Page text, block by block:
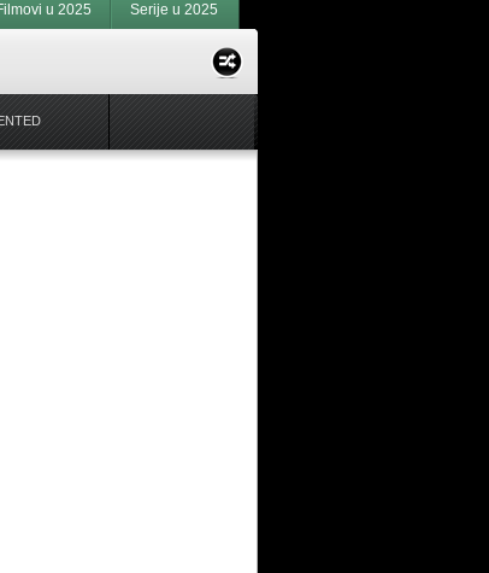
u 2025 Serije u 2025